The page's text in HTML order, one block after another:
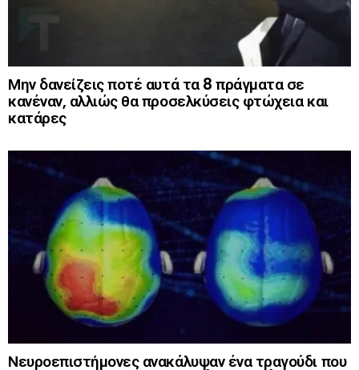
Μην δανείζεις ποτέ αυτά τα 8 πράγματα σε
κανέναν, αλλιώς θα προσελκύσεις φτώχεια και
κατάρες
Νευροεπιστήμονες ανακάλυψαν ένα τραγούδι που